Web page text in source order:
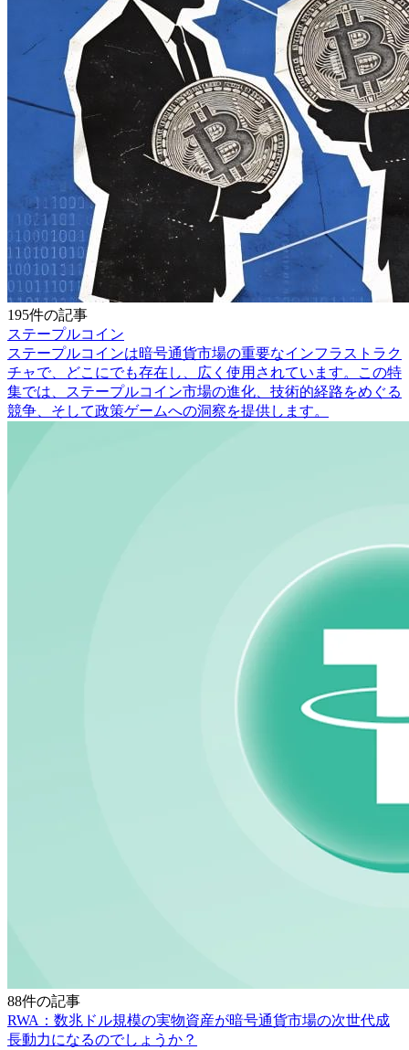
195件の記事
ステープルコイン
ステープルコインは暗号通貨市場の重要なインフラストラク
チャで、どこにでも存在し、広く使用されています。この特
集では、ステープルコイン市場の進化、技術的経路をめぐる
競争、そして政策ゲームへの洞察を提供します。
88件の記事
RWA：数兆ドル規模の実物資産が暗号通貨市場の次世代成
長動力になるのでしょうか？